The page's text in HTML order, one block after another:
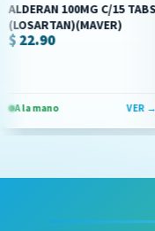
100MG C/15 TABS
mano VER →